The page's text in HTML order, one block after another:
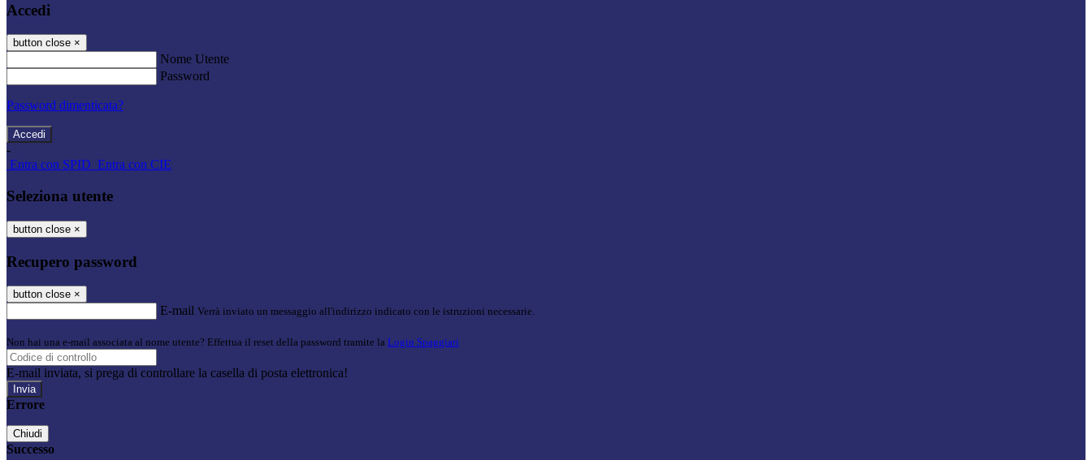
Accedi
button close ×
Nome Utente
Password
Password dimenticata?
-
Entra con SPID Entra con CIE
Seleziona utente
button close ×
Recupero password
button close ×
E-mail Verrà inviato un messaggio all'indirizzo indicato con le istruzioni necessarie.
Non hai una e-mail associata al nome utente? Effettua il reset della password tramite la Login Spaggiari
E-mail inviata, si prega di controllare la casella di posta elettronica!
Errore
Chiudi
Successo